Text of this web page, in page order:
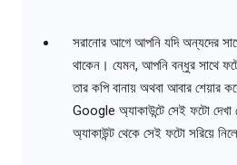
সরানোর আগে আপনি যদি অন্যদের
থাকেন। যেমন, আপনি বন্ধুর সাথে
তার কপি বানায় অথবা আবার শেয়ার
Google অ্যাকাউন্টে সেই ফটো
অ্যাকাউন্ট থেকে সেই ফটো সরিয়ে